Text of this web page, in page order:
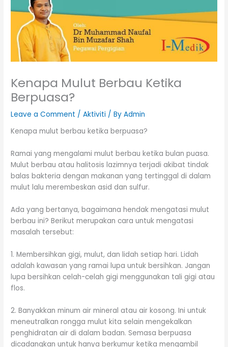
Kenapa Mulut Berbau Ketika
Berpuasa?
Leave a Comment /Aktiviti / ByAdmin
Kenapa mulut berbau ketika berpuasa?
Ramai yang mengalami mulut berbau ketika bulan puasa.
Mulut berbau atau halitosis lazimnya terjadi akibat tindak
balas bakteria dengan makanan yang tertinggal di dalam
mulut lalu merembeskan asid dan sulfur.
Ada yang bertanya, bagaimana hendak mengatasi mulut
berbau ini? Berikut merupakan cara untuk mengatasi
masalah tersebut:
1. Membersihkan gigi, mulut, dan lidah setiap hari. Lidah
adalah kawasan yang ramai lupa untuk bersihkan. Jangan
lupa bersihkan celah-celah gigi menggunakan tali gigi atau
flos.
2. Banyakkan minum air mineral atau air kosong. Ini untuk
meneutralkan rongga mulut kita selain mengekalkan
penghidratan air di dalam badan. Semasa berpuasa
dicadangkan untuk hanya berkumur ketika mengambil